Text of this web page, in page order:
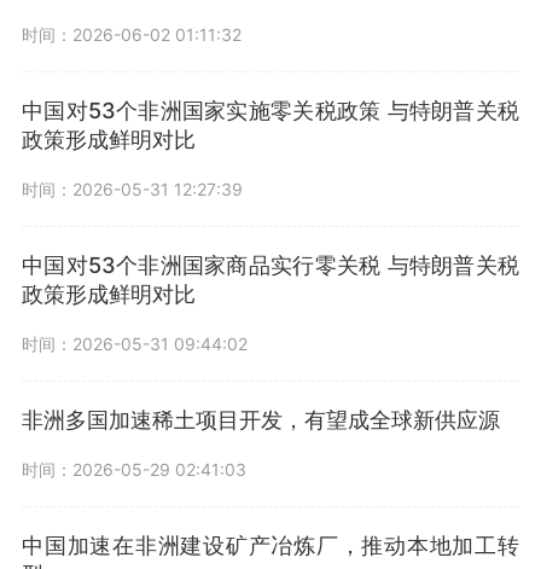
时间：2026-06-02 01:11:32
中国对53个非洲国家实施零关税政策 与特朗普关税
政策形成鲜明对比
时间：2026-05-31 12:27:39
中国对53个非洲国家商品实行零关税 与特朗普关税
政策形成鲜明对比
时间：2026-05-31 09:44:02
非洲多国加速稀土项目开发，有望成全球新供应源
时间：2026-05-29 02:41:03
中国加速在非洲建设矿产冶炼厂，推动本地加工转